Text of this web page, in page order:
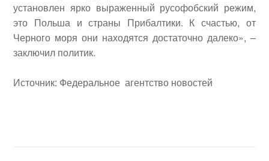
установлен ярко выраженный русофобский режим,
это Польша и страны Прибалтики. К счастью, от
Черного моря они находятся достаточно далеко», –
заключил политик.
Источник: Федеральное агентство новостей